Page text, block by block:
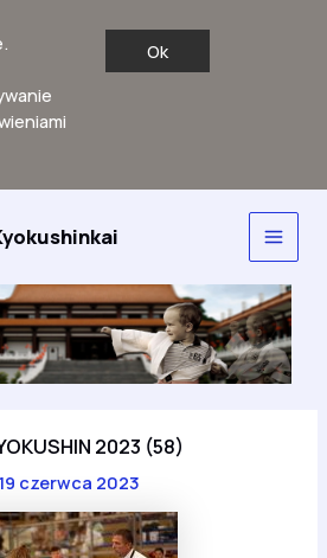
Ok
Main
2023 (58)
19 czerwca 2023